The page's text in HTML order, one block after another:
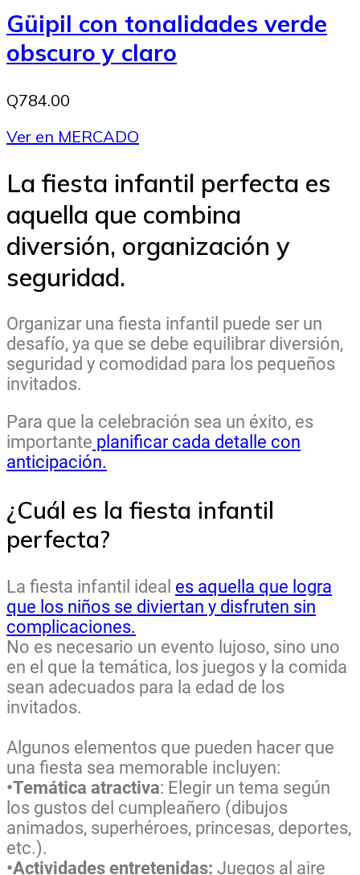
Güipil con tonalidades verde
obscuro y claro
Q784.00
Ver en MERCADO
La fiesta infantil perfecta es
aquella que combina
diversión, organización y
seguridad.
Organizar una fiesta infantil puede ser un
desafío, ya que se debe equilibrar diversión,
seguridad y comodidad para los pequeños
invitados.
Para que la celebración sea un éxito, es
importante planificar cada detalle con
anticipación.
¿Cuál es la fiesta infantil
perfecta?
La fiesta infantil ideal es aquella que logra
que los niños se diviertan y disfruten sin
complicaciones.
No es necesario un evento lujoso, sino uno
en el que la temática, los juegos y la comida
sean adecuados para la edad de los
invitados.
Algunos elementos que pueden hacer que
una fiesta sea memorable incluyen:
•Temática atractiva: Elegir un tema según
los gustos del cumpleañero (dibujos
animados, superhéroes, princesas, deportes,
etc.).
•Actividades entretenidas: Juegos al aire